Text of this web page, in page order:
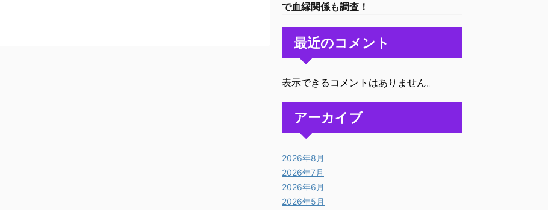
で血縁関係も調査！
最近のコメント
表示できるコメントはありません。
アーカイブ
2026年8月
2026年7月
2026年6月
2026年5月